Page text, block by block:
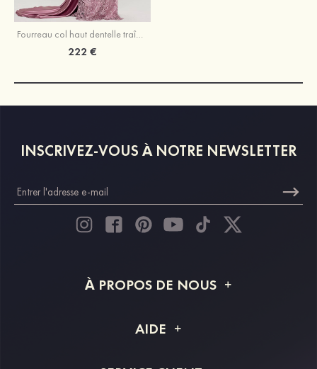
Fourreau col haut dentelle traîne cour robe de mère de la mariée avec plissé
222 €
INSCRIVEZ-VOUS À NOTRE NEWSLETTER
À PROPOS DE NOUS
Livraison
AIDE